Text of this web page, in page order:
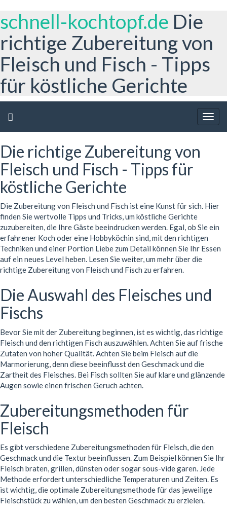
schnell-kochtopf.de Die
richtige Zubereitung von
Fleisch und Fisch - Tipps
für köstliche Gerichte
Die richtige Zubereitung von
Fleisch und Fisch - Tipps für
köstliche Gerichte
Die Zubereitung von Fleisch und Fisch ist eine Kunst für sich. Hier
finden Sie wertvolle Tipps und Tricks, um köstliche Gerichte
zuzubereiten, die Ihre Gäste beeindrucken werden. Egal, ob Sie ein
erfahrener Koch oder eine Hobbyköchin sind, mit den richtigen
Techniken und einer Portion Liebe zum Detail können Sie Ihr Essen
auf ein neues Level heben. Lesen Sie weiter, um mehr über die
richtige Zubereitung von Fleisch und Fisch zu erfahren.
Die Auswahl des Fleisches und
Fischs
Bevor Sie mit der Zubereitung beginnen, ist es wichtig, das richtige
Fleisch und den richtigen Fisch auszuwählen. Achten Sie auf frische
Zutaten von hoher Qualität. Achten Sie beim Fleisch auf die
Marmorierung, denn diese beeinflusst den Geschmack und die
Zartheit des Fleisches. Bei Fisch sollten Sie auf klare und glänzende
Augen sowie einen frischen Geruch achten.
Zubereitungsmethoden für
Fleisch
Es gibt verschiedene Zubereitungsmethoden für Fleisch, die den
Geschmack und die Textur beeinflussen. Zum Beispiel können Sie Ihr
Fleisch braten, grillen, dünsten oder sogar sous-vide garen. Jede
Methode erfordert unterschiedliche Temperaturen und Zeiten. Es
ist wichtig, die optimale Zubereitungsmethode für das jeweilige
Fleischstück zu wählen, um den besten Geschmack zu erzielen.